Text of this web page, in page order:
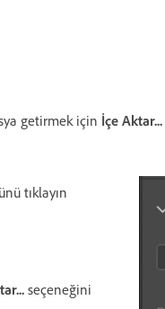
getirmek için İçe Aktar...
tıklayın
seçeneğini